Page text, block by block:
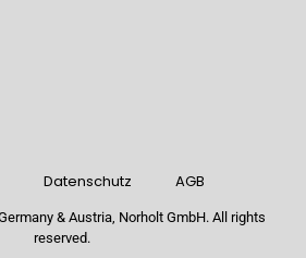
Datenschutz AGB
& Austria, Norholt GmbH. All rights
reserved.